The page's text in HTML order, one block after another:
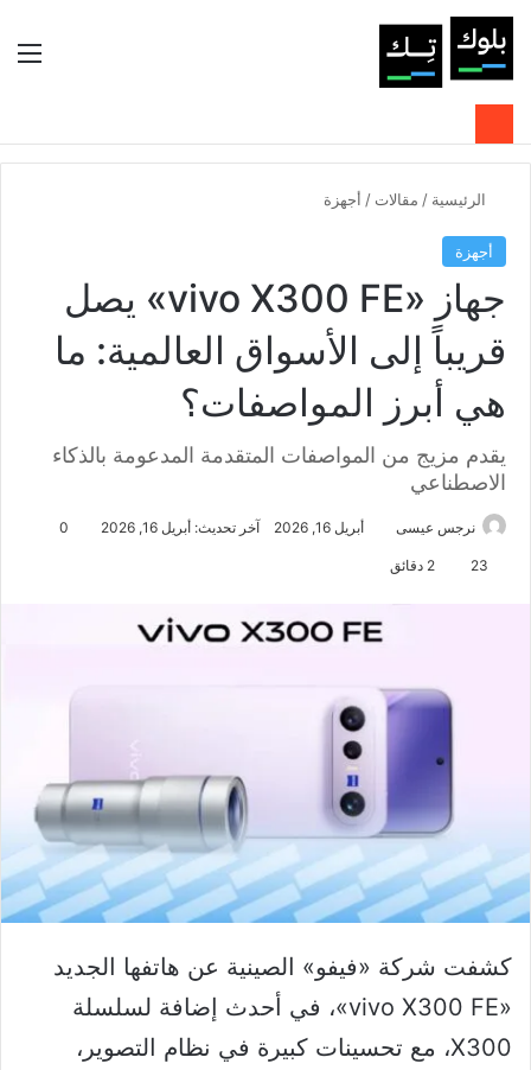
بحثالوضع
الرئيسية / مقالات / أجهزة
أجهزة
جهاز «vivo X300 FE» يصل
قريباً إلى الأسواق العالمية: ما
هي أبرز المواصفات؟
يقدم مزيج من المواصفات المتقدمة المدعومة بالذكاء
الاصطناعي
نرجس عيسى أبريل 16, 2026 آخر تحديث: أبريل 16, 2026 0
23
كشفت شركة «فيفو» الصينية عن هاتفها الجديد
«vivo X300 FE»، في أحدث إضافة لسلسلة
X300، مع تحسينات كبيرة في نظام التصوير،